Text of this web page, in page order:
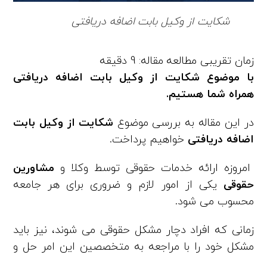
شکایت از وکیل بابت اضافه دریافتی
با موضوع شکایت از وکیل بابت اضافه دریافتی
همراه شما هستیم.
در این مقاله به بررسی موضوع شکایت از وکیل بابت
اضافه دریافتی خواهیم پرداخت.
امروزه ارائه خدمات حقوقی توسط وکلا و مشاورین
حقوقی یکی از امور لازم و ضروری برای هر جامعه
محسوب می‌ شود.
زمانی که افراد دچار مشکل حقوقی می‌ شوند، نیز باید
مشکل خود را با مراجعه به متخصصین این امر حل و